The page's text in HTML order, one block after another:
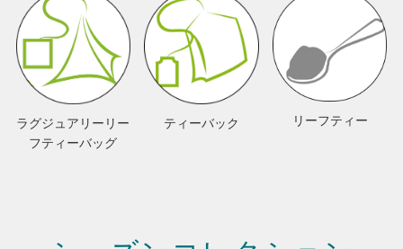
ラグジュアリーリー
フティーバッグ
ティーバック リーフティー